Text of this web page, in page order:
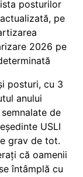
posturilor
pe
2026 pe
posturi, cu 3
anului
de
USLI
grav de tot.
că oamenii
întâmplă cu